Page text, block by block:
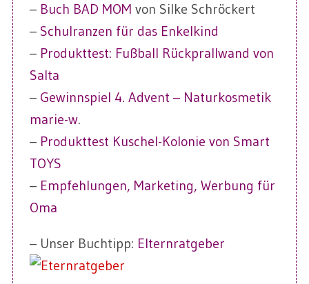
– Buch BAD MOM von Silke Schröckert
– Schulranzen für das Enkelkind
– Produkttest: Fußball Rückprallwand von
Salta
– Gewinnspiel 4. Advent – Naturkosmetik
marie-w.
– Produkttest Kuschel-Kolonie von Smart
TOYS
– Empfehlungen, Marketing, Werbung für
Oma
– Unser Buchtipp: Elternratgeber